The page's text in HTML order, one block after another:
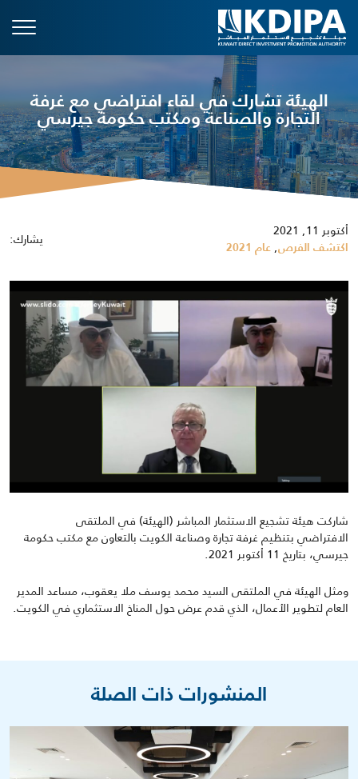
الهيئة تشارك في لقاء افتراضي مع غرفة
التجارة والصناعة ومكتب حكومة جيرسي
أكتوبر 11, 2021
اكتشف الفرص, عام 2021 يشارك:
شاركت هيئة تشجيع الاستثمار المباشر (الهيئة) في الملتقى
الافتراضي بتنظيم غرفة تجارة وصناعة الكويت بالتعاون مع مكتب حكومة
جيرسي، بتاريخ 11 أكتوبر 2021
.
ومثل الهيئة في الملتقى السيد محمد يوسف ملا يعقوب، مساعد المدير
العام لتطوير الأعمال، الذي قدم عرض حول المناخ الاستثماري في الكويت.
المنشورات ذات الصلة